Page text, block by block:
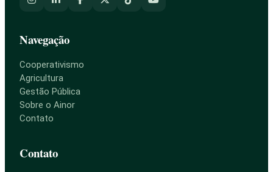
Navegação
Cooperativismo
Agricultura
Gestão Pública
Sobre o Ainor
Contato
Contato